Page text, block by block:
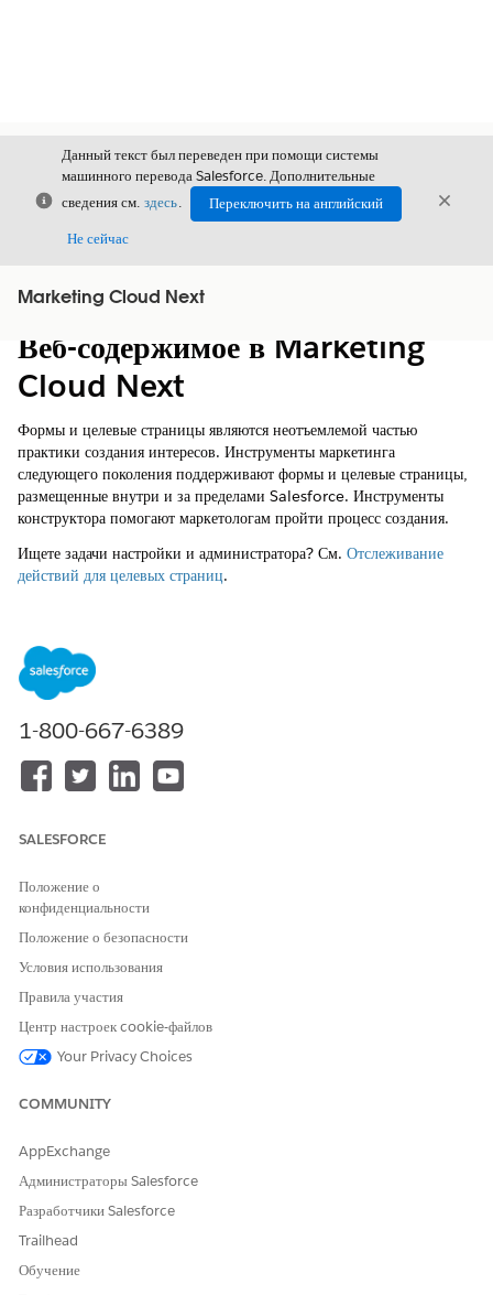
Закрыть
Данный текст был переведен при помощи системы
машинного перевода Salesforce. Дополнительные
сведения см. здесь.
Переключить на английский
Не сейчас
Marketing Cloud Next
Показать содержание
Содержание
Веб-содержимое в Marketing
Cloud Next
Формы и целевые страницы являются неотъемлемой частью
практики создания интересов. Инструменты маркетинга
следующего поколения поддерживают формы и целевые страницы,
размещенные внутри и за пределами Salesforce. Инструменты
конструктора помогают маркетологам пройти процесс создания.
Ищете задачи настройки и администратора? См. Отслеживание
действий для целевых страниц.
подключенной организации LinkedIn напрямую в
Cloud Next
ЭТА СТАТЬЯ РЕШИЛА ВАШУ ПРОБЛЕМУ?
1-800-667-6389
SALESFORCE
Положение о
конфиденциальности
Положение о безопасности
Условия использования
Правила участия
Центр настроек cookie-файлов
Your Privacy Choices
COMMUNITY
AppExchange
Администраторы Salesforce
Разработчики Salesforce
Trailhead
Обучение